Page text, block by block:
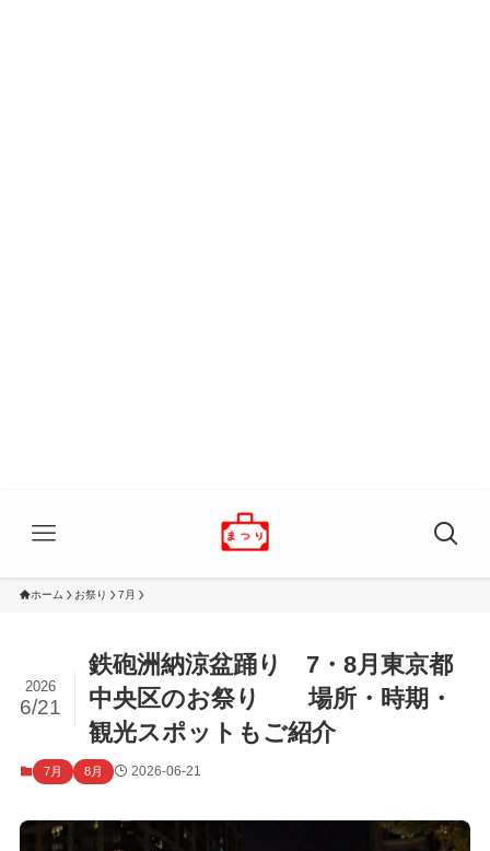
ホーム お祭り 7月
鉄砲洲納涼盆踊り 7・8月東京都
中央区のお祭り 場所・時期・
観光スポットもご紹介
2026
6/21
7月 8月 2026-06-21